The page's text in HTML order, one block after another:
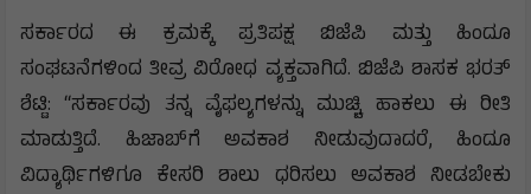
ಸರ್ಕಾರದ ಈ ಕ್ರಮಕ್ಕೆ ಪ್ರತಿಪಕ್ಷ ಬಿಜೆಪಿ ಮತ್ತು ಹಿಂದೂ
ಸಂಘಟನೆಗಳಿಂದ ತೀವ್ರ ವಿರೋಧ ವ್ಯಕ್ತವಾಗಿದೆ. ಬಿಜೆಪಿ ಶಾಸಕ ಭರತ್
ಶೆಟ್ಟಿ: “ಸರ್ಕಾರವು ತನ್ನ ವೈಫಲ್ಯಗಳನ್ನು ಮುಚ್ಚಿ ಹಾಕಲು ಈ ರೀತಿ
ಮಾಡುತ್ತಿದೆ. ಹಿಜಾಬ್‌ಗೆ ಅವಕಾಶ ನೀಡುವುದಾದರೆ, ಹಿಂದೂ
ವಿದ್ಯಾರ್ಥಿಗಳಿಗೂ ಕೇಸರಿ ಶಾಲು ಧರಿಸಲು ಅವಕಾಶ ನೀಡಬೇಕು